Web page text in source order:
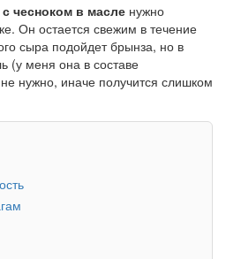
чесноком в масле нужно
Он остается свежим в течение
сыра подойдет брынза, но в
(у меня она в составе
нужно, иначе получится слишком